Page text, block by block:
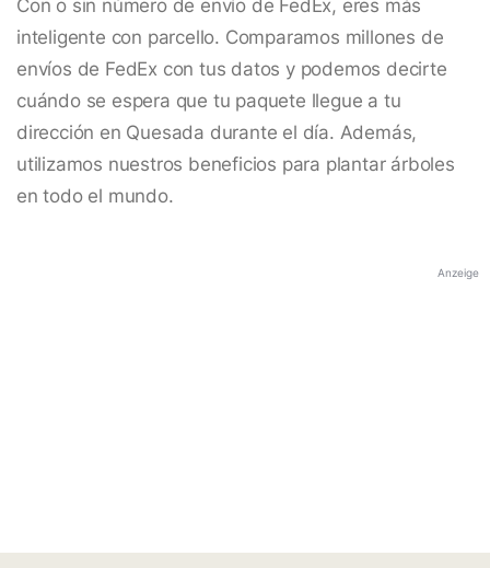
Con o sin número de envío de FedEx, eres más
inteligente con parcello. Comparamos millones de
envíos de FedEx con tus datos y podemos decirte
cuándo se espera que tu paquete llegue a tu
dirección en Quesada durante el día. Además,
utilizamos nuestros beneficios para plantar árboles
en todo el mundo.
Anzeige